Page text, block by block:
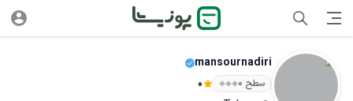
mansournadiri
سطح ۰ 0